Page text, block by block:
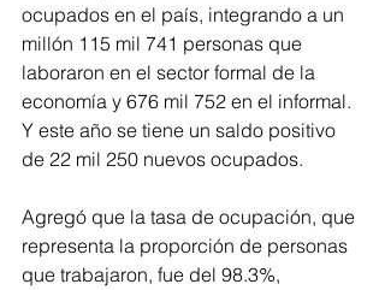
ocupados en el país, integrando a un
millón 115 mil 741 personas que
laboraron en el sector formal de la
economía y 676 mil 752 en el informal.
Y este año se tiene un saldo positivo
de 22 mil 250 nuevos ocupados.
Agregó que la tasa de ocupación, que
representa la proporción de personas
que trabajaron, fue del 98.3%,